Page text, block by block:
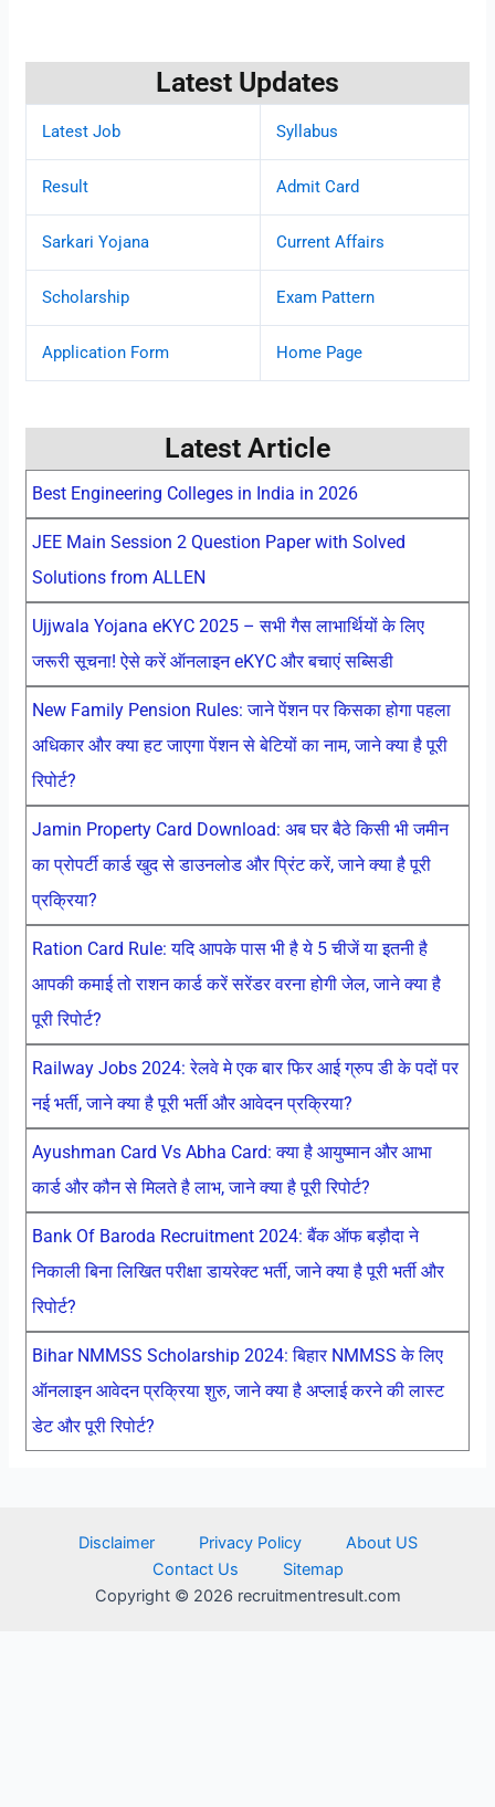
Latest Updates
Latest Job Syllabus
Result Admit Card
Sarkari Yojana Current Affairs
Scholarship Exam Pattern
Application Form Home Page
Latest Article
Best Engineering Colleges in India in 2026
JEE Main Session 2 Question Paper with Solved
Solutions from ALLEN
Ujjwala Yojana eKYC 2025 – सभी गैस लाभार्थियों के लिए
जरूरी सूचना! ऐसे करें ऑनलाइन eKYC और बचाएं सब्सिडी
New Family Pension Rules: जाने पेंशन पर किसका होगा पहला
अधिकार और क्या हट जाएगा पेंशन से बेटियों का नाम, जाने क्या है पूरी
रिपोर्ट?
Jamin Property Card Download: अब घर बैठे किसी भी जमीन
का प्रोपर्टी कार्ड खुद से डाउनलोड और प्रिंट करें, जाने क्या है पूरी
प्रक्रिया?
Ration Card Rule: यदि आपके पास भी है ये 5 चीजें या इतनी है
आपकी कमाई तो राशन कार्ड करें सरेंडर वरना होगी जेल, जाने क्या है
पूरी रिपोर्ट?
Railway Jobs 2024: रेलवे मे एक बार फिर आई ग्रुप डी के पदों पर
नई भर्ती, जाने क्या है पूरी भर्ती और आवेदन प्रक्रिया?
Ayushman Card Vs Abha Card: क्या है आयुष्मान और आभा
कार्ड और कौन से मिलते है लाभ, जाने क्या है पूरी रिपोर्ट?
Bank Of Baroda Recruitment 2024: बैंक ऑफ बड़ौदा ने
निकाली बिना लिखित परीक्षा डायरेक्ट भर्ती, जाने क्या है पूरी भर्ती और
रिपोर्ट?
Bihar NMMSS Scholarship 2024: बिहार NMMSS के लिए
ऑनलाइन आवेदन प्रक्रिया शुरु, जाने क्या है अप्लाई करने की लास्ट
डेट और पूरी रिपोर्ट?
Disclaimer Privacy Policy
About US
Contact Us
Sitemap
Copyright © 2026 recruitmentresult.com